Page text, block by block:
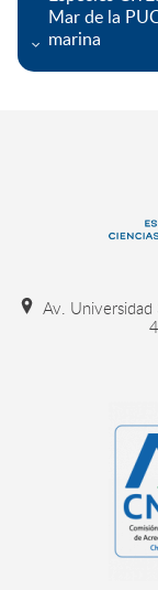
Mar de la
marina
Av. Universidad